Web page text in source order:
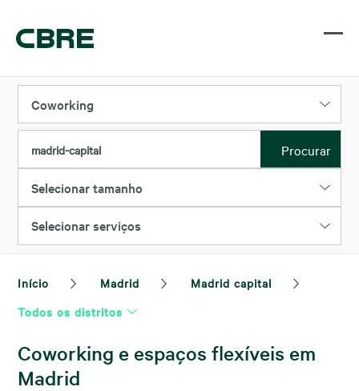
Coworking
madrid-capital Procurar
Selecionar tamanho
Selecionar serviços
Início Madrid
Madrid capital
Todos os distritos
Coworking e espaços flexíveis em
Madrid